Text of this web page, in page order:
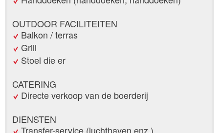
OUTDOOR FACILITEITEN
Balkon / terras
Grill
Stoel die er
CATERING
Directe verkoop van de boerderij
DIENSTEN
Transfer-service (luchthaven enz.)